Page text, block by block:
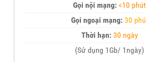
Gọi nội mạng: <10 phút
Gọi ngoại mạng: 30
Thời hạn:30 ngày
(Sử dụng 1Gb/ 1ngày)